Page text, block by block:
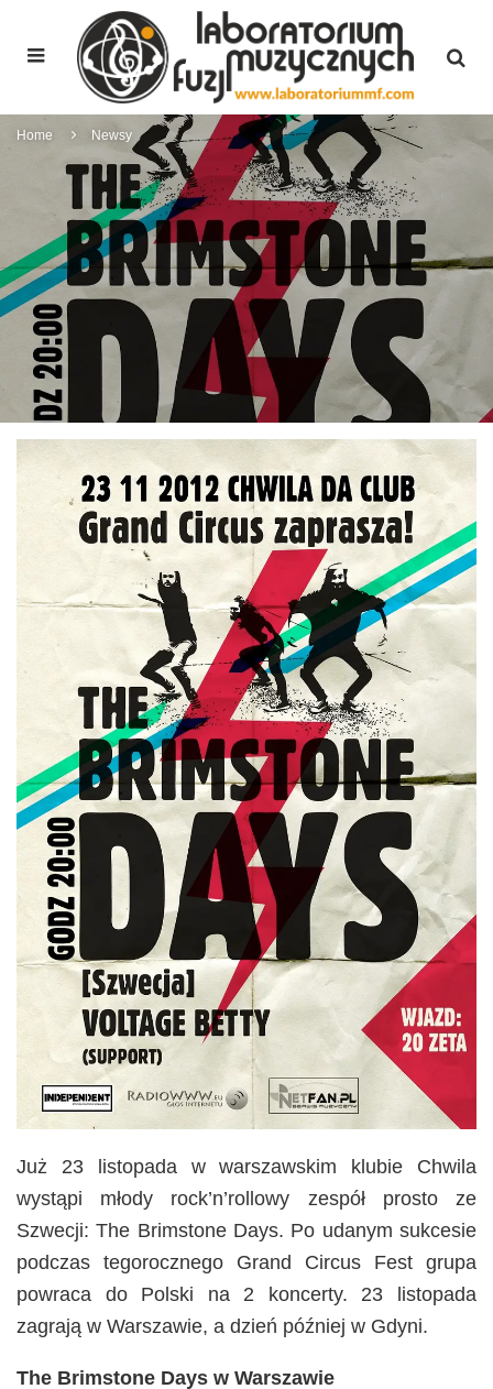
Home Newsy
Już 23 listopada w warszawskim klubie Chwila
wystąpi młody rock’n’rollowy zespół prosto ze
Szwecji: The Brimstone Days. Po udanym sukcesie
podczas tegorocznego Grand Circus Fest grupa
powraca do Polski na 2 koncerty. 23 listopada
zagrają w Warszawie, a dzień później w Gdyni.
The Brimstone Days w Warszawie